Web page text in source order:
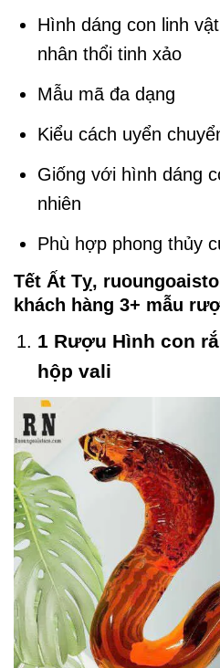
Hình dáng con linh
nhân thổi tinh xảo
Mẫu mã đa dạng
Kiểu cách uyển
Giống với hình dáng
nhiên
Phù hợp phong thủy
Tết Ất Tỵ,
khách hàng 3+ mẫu
1 Rượu Hình con
hộp vali